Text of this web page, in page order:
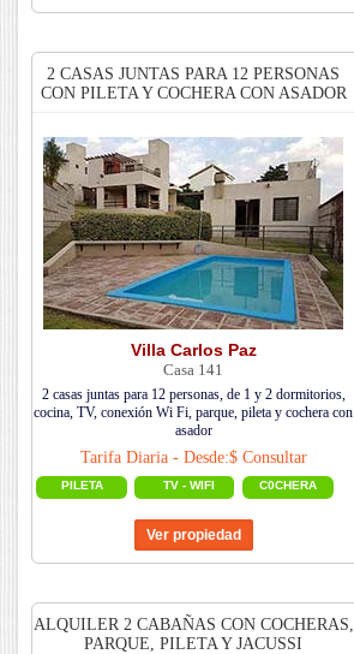
2 CASAS JUNTAS PARA 12 PERSONAS
CON PILETA Y COCHERA CON ASADOR
Villa Carlos Paz
Casa 141
2 casas juntas para 12 personas, de 1 y 2 dormitorios,
cocina, TV, conexión Wi Fi, parque, pileta y cochera con
asador
Tarifa Diaria - Desde:$ Consultar
PILETA TV - WIFI C0CHERA
ALQUILER 2 CABAÑAS CON COCHERAS,
PARQUE, PILETA Y JACUSSI